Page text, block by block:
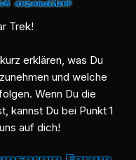
Trek!
erklären, was Du
und welche
Wenn Du die
kannst Du bei Punkt 1
auf dich!